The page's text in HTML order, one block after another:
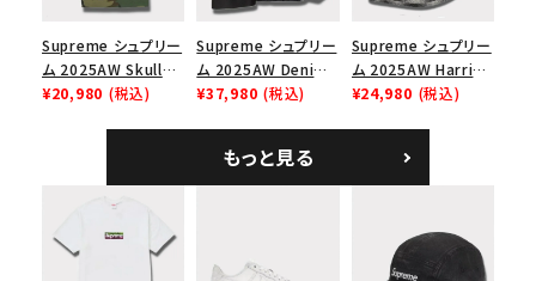
Supreme シュプリー
ム 2025AW Skull
Tee スカル Tシャ
¥20,980 (税込)
Supreme シュプリー
ム 2025AW Denim
Shoulder Bag デニ
¥37,980 (税込)
Supreme シュプリー
ム 2025AW Harris
Tweed Camp Cap
¥24,980 (税込)
もっと見る